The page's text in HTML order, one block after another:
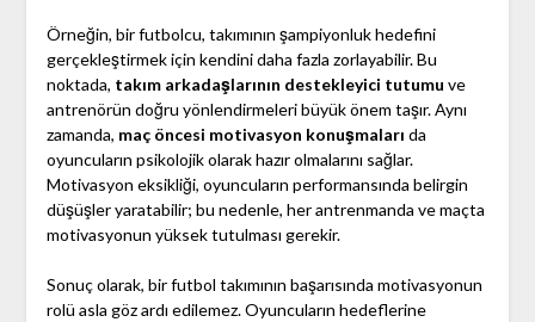
Örneğin, bir futbolcu, takımının şampiyonluk hedefini
gerçekleştirmek için kendini daha fazla zorlayabilir. Bu
noktada, takım arkadaşlarının destekleyici tutumu ve
antrenörün doğru yönlendirmeleri büyük önem taşır. Aynı
zamanda, maç öncesi motivasyon konuşmaları da
oyuncuların psikolojik olarak hazır olmalarını sağlar.
Motivasyon eksikliği, oyuncuların performansında belirgin
düşüşler yaratabilir; bu nedenle, her antrenmanda ve maçta
motivasyonun yüksek tutulması gerekir.
Sonuç olarak, bir futbol takımının başarısında motivasyonun
rolü asla göz ardı edilemez. Oyuncuların hedeflerine